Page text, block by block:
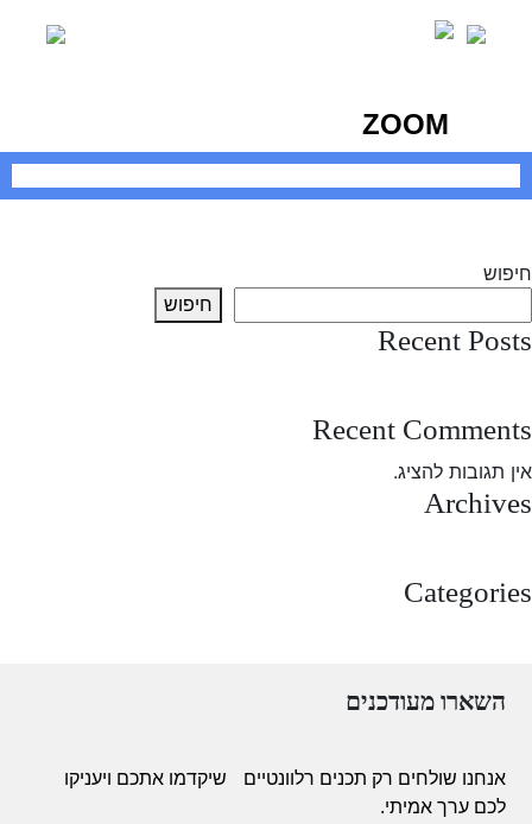
ZOOM
חיפוש
חיפוש
Recent Posts
Recent Comments
אין תגובות להציג.
Archives
Categories
השארו מעודכנים
אנחנו שולחים רק תכנים רלוונטיים שיקדמו אתכם ויעניקו
לכם ערך אמיתי.